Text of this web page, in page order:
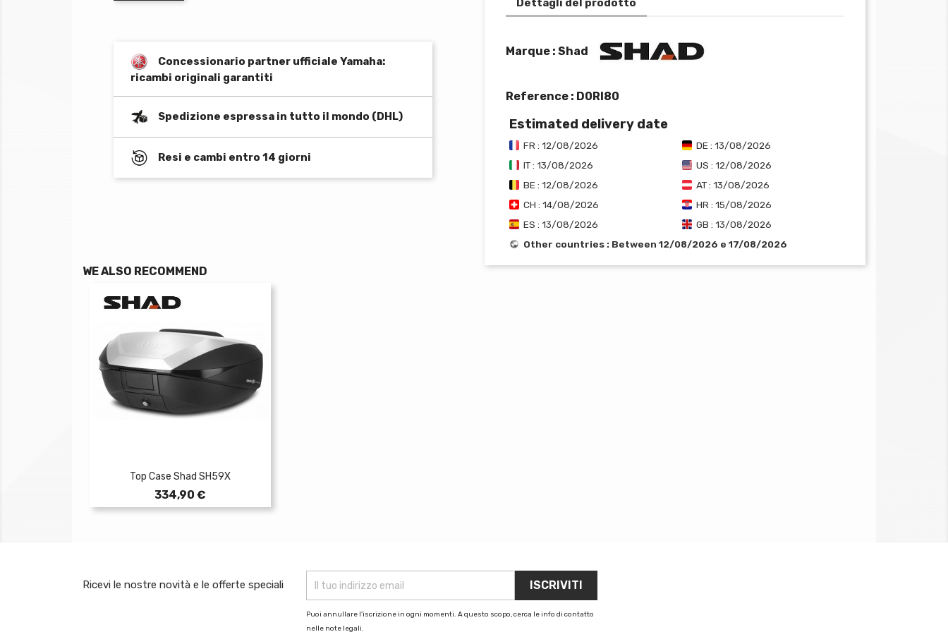
Concessionario partner ufficiale Yamaha:
ricambi originali garantiti
Spedizione espressa in tutto il mondo (DHL)
Resi e cambi entro 14 giorni
Marque : Shad
Reference : D0RI80
Estimated delivery date
FR : 12/08/2026
DE : 13/08/2026
IT : 13/08/2026
US : 12/08/2026
BE : 12/08/2026
AT : 13/08/2026
CH : 14/08/2026
HR : 15/08/2026
ES : 13/08/2026
GB : 13/08/2026
Other countries : Between 12/08/2026 e 17/08/2026
WE ALSO RECOMMEND
Top Case Shad SH59X
Prezzo
334,90 €
Ricevi le nostre novità e le offerte speciali
Puoi annullare l'iscrizione in ogni momenti. A questo scopo, cerca le info di contatto
nelle note legali.